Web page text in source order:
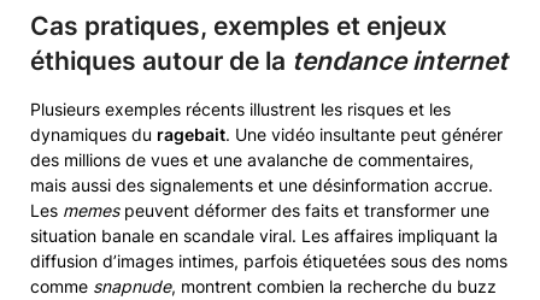
Cas pratiques, exemples et enjeux
éthiques autour de la tendance internet
Plusieurs exemples récents illustrent les risques et les
dynamiques du ragebait. Une vidéo insultante peut générer
des millions de vues et une avalanche de commentaires,
mais aussi des signalements et une désinformation accrue.
Les memespeuvent déformer des faits et transformer une
situation banale en scandale viral. Les affaires impliquant la
diffusion d’images intimes, parfois étiquetées sous des noms
comme snapnude, montrent combien la recherche du buzz